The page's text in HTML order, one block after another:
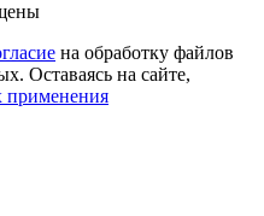
на обработку файлов
Оставаясь на сайте,
применения